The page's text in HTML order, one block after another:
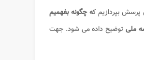
پرسش بپردازیم که چگونه بفهمیم
ملی توضیح داده می شود. جهت